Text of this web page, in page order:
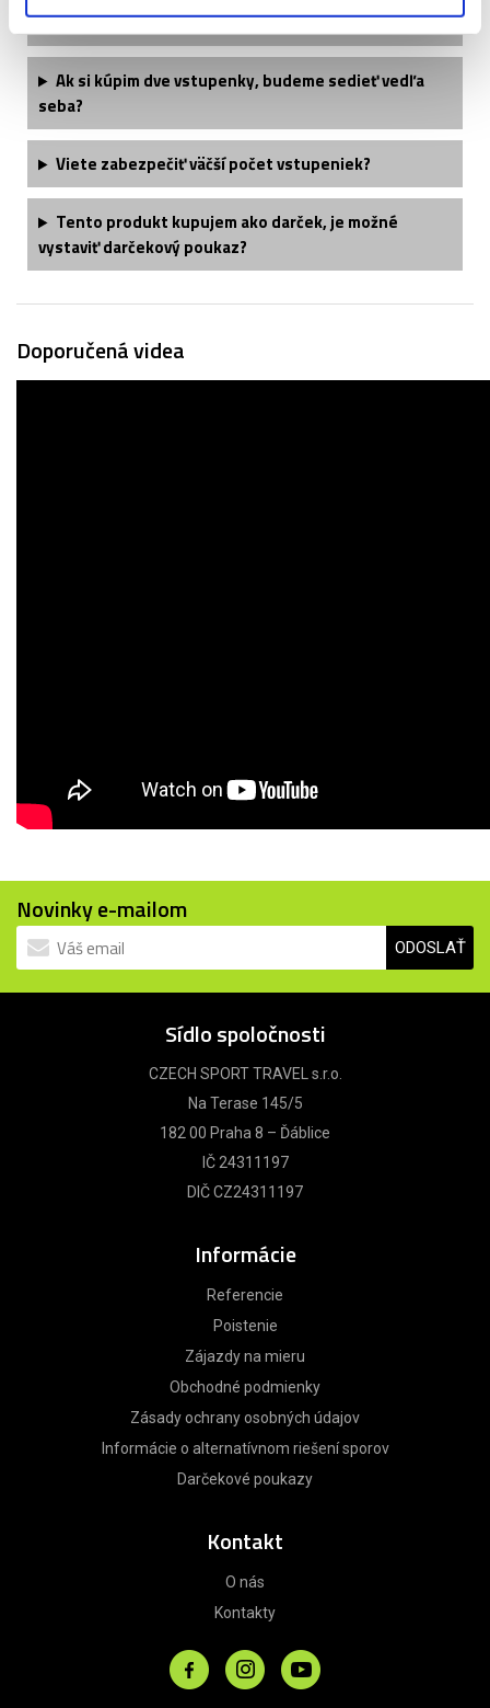
Kedy dostanem svoje vstupenky?
Ak si kúpim dve vstupenky, budeme sedieť vedľa
seba?
Viete zabezpečiť väčší počet vstupeniek?
Tento produkt kupujem ako darček, je možné
vystaviť darčekový poukaz?
Doporučená videa
Novinky e-mailom
ODOSLAŤ
Sídlo spoločnosti
CZECH SPORT TRAVEL s.r.o.
Na Terase 145/5
182 00 Praha 8 – Ďáblice
IČ 24311197
DIČ CZ24311197
Informácie
Referencie
Poistenie
Zájazdy na mieru
Obchodné podmienky
Zásady ochrany osobných údajov
Informácie o alternatívnom riešení sporov
Darčekové poukazy
Kontakt
O nás
Kontakty